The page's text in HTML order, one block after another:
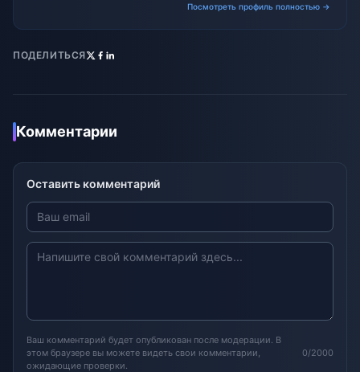
Посмотреть профиль полностью →
ПОДЕЛИТЬСЯ
Комментарии
Оставить комментарий
Ваш комментарий будет опубликован после модерации. В
этом браузере вы можете видеть свои комментарии,
ожидающие проверки.
0/2000